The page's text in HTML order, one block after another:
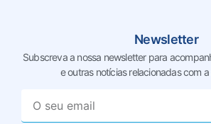
Newsletter
Subscreva a nossa newsletter para
e outras notícias relacionadas com